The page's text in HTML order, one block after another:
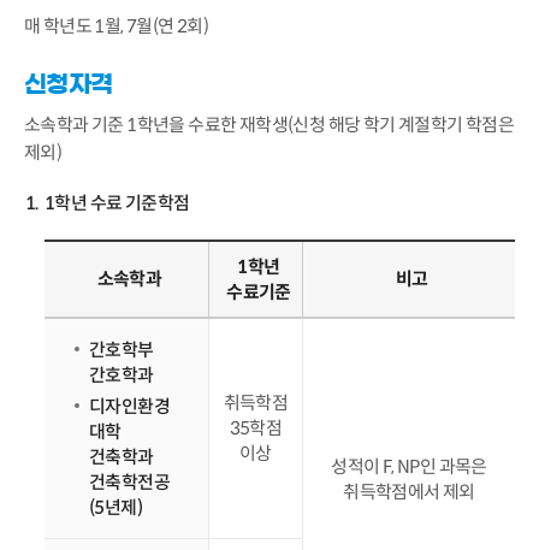
매 학년도 1월, 7월(연 2회)
신청자격
소속학과 기준 1학년을 수료한 재학생(신청 해당 학기 계절학기 학점은
제외)
1학년 수료 기준학점
소속학과
1학년
수료기준
비고
간호학부
간호학과
디자인환경
대학
건축학과
건축학전공
(5년제)
취득학점
35학점
이상
성적이 F, NP인 과목은
취득학점에서 제외